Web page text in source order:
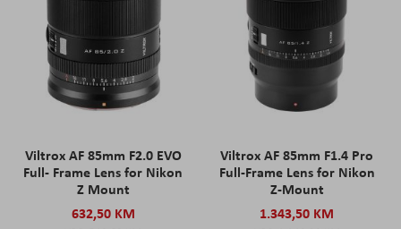
Viltrox AF 85mm F2.0 EVO
Full- Frame Lens for Nikon
Z Mount
632,50 KM
Viltrox AF 85mm F1.4 Pro
Full-Frame Lens for Nikon
Z-Mount
1.343,50 KM